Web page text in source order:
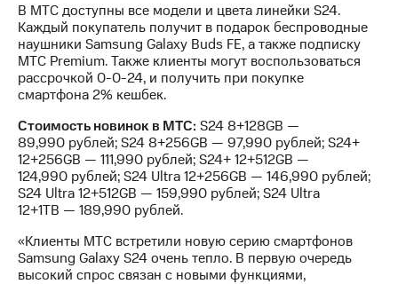
Интервью
Финансовая
отчетность
Новости
в
регионе
и акционерам
Корпоративное
управление
В МТС доступны все модели и цвета линейки S24.
Каждый покупатель получит в подарок беспроводные
наушники Samsung Galaxy Buds FE, а также подписку
МТС Premium. Также клиенты могут воспользоваться
рассрочкой 0-0-24, и получить при покупке
смартфона 2% кешбек.
Стоимость новинок в МТС: S24 8+128GB —
89,990 рублей; S24 8+256GB — 97,990 рублей; S24+
12+256GB — 111,990 рублей; S24+ 12+512GB —
124,990 рублей; S24 Ultra 12+256GB — 146,990 рублей;
S24 Ultra 12+512GB — 159,990 рублей; S24 Ultra
12+1TB — 189,990 рублей.
«Клиенты МТС встретили новую серию смартфонов
Samsung Galaxy S24 очень тепло. В первую очередь
высокий спрос связан с новыми функциями,